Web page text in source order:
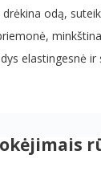
odą,
elastingesnė ir